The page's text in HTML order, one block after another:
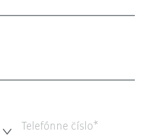
Telefónne číslo